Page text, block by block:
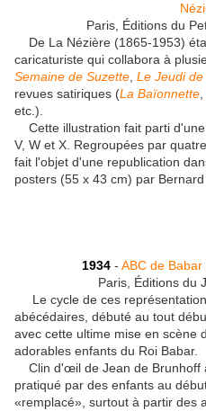
Paris, Éditions du
De La Nézière (1865-1953)
caricaturiste qui collabora à
Semaine de Suzette Le Jeudi
revues satiriques (La Baïonnette
etc.).
Cette illustration fait parti
V, W et X. Regroupées par
fait l'objet d'une republication
posters (55 x 43 cm) par Bernard
1934- ABC de
Paris, Éditions du
Le cycle de ces
abécédaires, débuté au tout
avec cette ultime mise en scène
adorables enfants du Roi Babar.
Clin d'œil de Jean de Brunhoff
pratiqué par des enfants au
«remplacé», surtout à partir des